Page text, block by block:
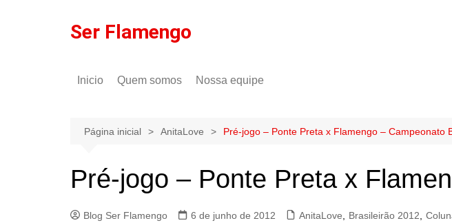
Ser Flamengo
Inicio Quem somos
Política de privacidade
Nossa equipe
Gilson Lima
Página inicial AnitaLove Pré-jogo – Ponte Preta x Flamengo – Campeonato
Pré-jogo – Ponte Preta x
Blog Ser Flamengo 6 de junho de 2012 AnitaLove Brasileirão 2012